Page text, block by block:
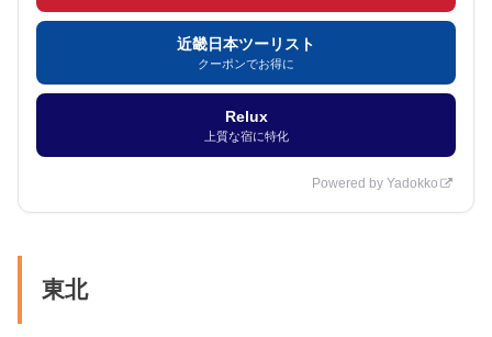
近畿日本ツーリスト
クーポンでお得に
Relux
上質な宿に特化
Powered by Yadokko
東北